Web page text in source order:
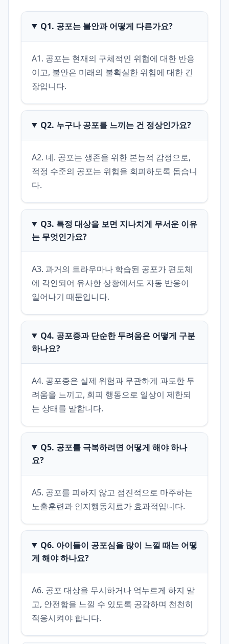
Q1. 공포는 불안과 어떻게 다른가요?
A1. 공포는 현재의 구체적인 위협에 대한 반응
이고, 불안은 미래의 불확실한 위험에 대한 긴
장입니다.
Q2. 누구나 공포를 느끼는 건 정상인가요?
A2. 네. 공포는 생존을 위한 본능적 감정으로,
적정 수준의 공포는 위험을 회피하도록 돕습니
다.
Q3. 특정 대상을 보면 지나치게 무서운 이유
는 무엇인가요?
A3. 과거의 트라우마나 학습된 공포가 편도체
에 각인되어 유사한 상황에서도 자동 반응이
일어나기 때문입니다.
Q4. 공포증과 단순한 두려움은 어떻게 구분
하나요?
A4. 공포증은 실제 위험과 무관하게 과도한 두
려움을 느끼고, 회피 행동으로 일상이 제한되
는 상태를 말합니다.
Q5. 공포를 극복하려면 어떻게 해야 하나
요?
A5. 공포를 피하지 않고 점진적으로 마주하는
노출훈련과 인지행동치료가 효과적입니다.
Q6. 아이들이 공포심을 많이 느낄 때는 어떻
게 해야 하나요?
A6. 공포 대상을 무시하거나 억누르게 하지 말
고, 안전함을 느낄 수 있도록 공감하며 천천히
적응시켜야 합니다.